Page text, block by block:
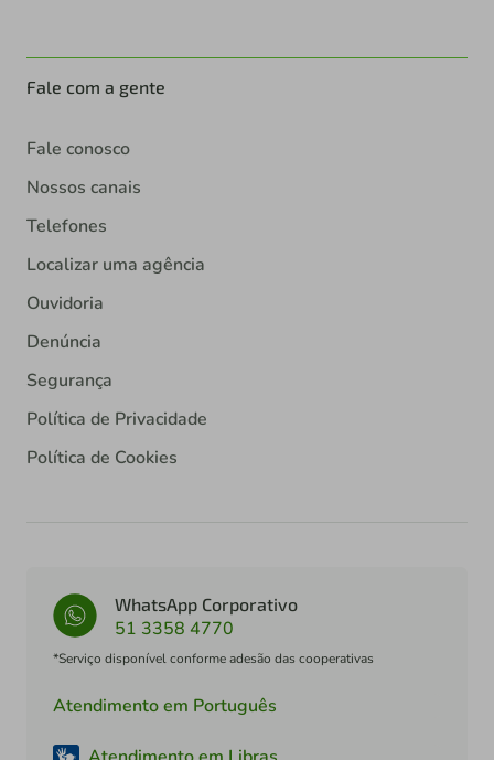
Fale com a gente
Fale conosco
Nossos canais
Telefones
Localizar uma agência
Ouvidoria
Denúncia
Segurança
Política de Privacidade
Política de Cookies
WhatsApp Corporativo
51 3358 4770
*Serviço disponível conforme adesão das cooperativas
Atendimento em Português